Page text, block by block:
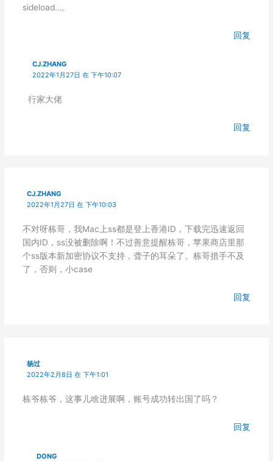
sideload…。
回复
CJ.ZHANG
2022年1月27日 在 下午10:07
行家大佬
回复
CJ.ZHANG
2022年1月27日 在 下午10:03
不对呀栋哥，我Mac上ss都是登上香港ID，下载完迅速返回
国内ID，ss没被删除啊！不过善意提醒栋哥，苹果商店里那
个ss版本新加密协议不支持，聋子的耳朵了。栋哥措手不及
了，否则，小case
回复
杨过
2022年2月8日 在 下午1:01
栋爷栋爷，这事儿啥进展啊，账号成功转出国了吗？
回复
DONG